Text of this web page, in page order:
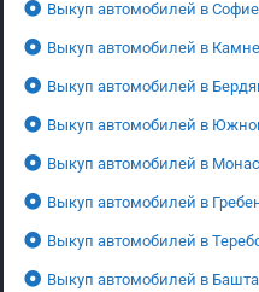
Выкуп автомобилей в
Выкуп автомобилей в
Выкуп автомобилей в
Выкуп автомобилей в
Выкуп автомобилей в
Выкуп автомобилей в
Выкуп автомобилей в
Выкуп автомобилей в